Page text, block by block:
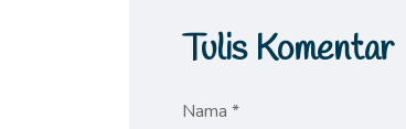
Tulis Komentar
Nama *